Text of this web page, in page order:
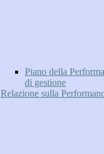
Piano della
di gestione
Relazione sulla